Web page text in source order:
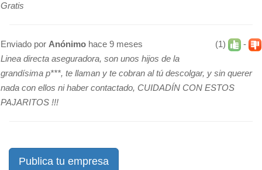
Gratis
(1) -
Enviado por Anónimo hace 9 meses
Linea directa aseguradora, son unos hijos de la
grandísima p***, te llaman y te cobran al tú descolgar, y sin querer
nada con ellos ni haber contactado, CUIDADÍN CON ESTOS
PAJARITOS !!!
Publica tu empresa